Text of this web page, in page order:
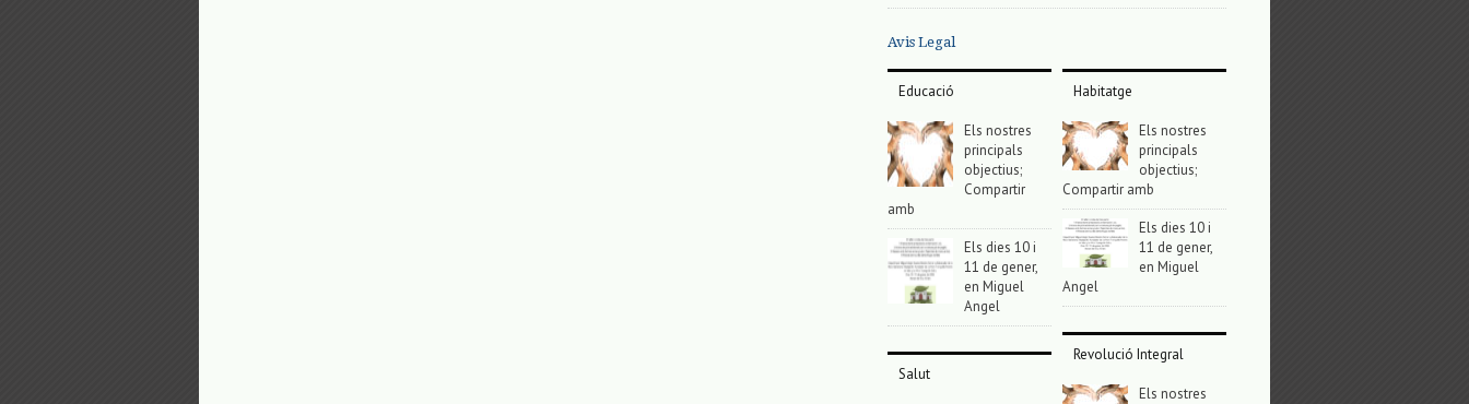
Avis Legal
Educació
Els nostres
principals
objectius;
Compartir
amb
Els dies 10 i
11 de gener,
en Miguel
Angel
Salut
Habitatge
Els nostres
principals
objectius;
Compartir amb
Els dies 10 i
11 de gener,
en Miguel
Angel
Revolució Integral
Els nostres